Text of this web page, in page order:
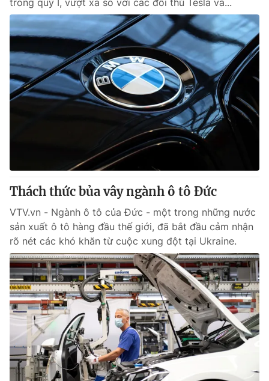
Photo Infographic
Shorts video
VTV Money VTV Thể thao
Bất động sản
Tấm lòng Việt
VTV4 Vươn mình bằng AI
VTV9 VTV8
Liên hệ tòa soạn English
THỜI BÁO VTV
Theo dõi báo trên
trong quý I, vượt xa so với các đối thủ Tesla và...
Thách thức bủa vây ngành ô tô Đức
VTV.vn - Ngành ô tô của Đức - một trong những nước
sản xuất ô tô hàng đầu thế giới, đã bắt đầu cảm nhận
rõ nét các khó khăn từ cuộc xung đột tại Ukraine.